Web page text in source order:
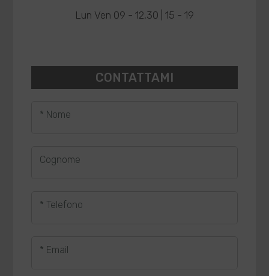
Lun Ven 09 - 12,30 | 15 - 19
CONTATTAMI
* Nome
Cognome
* Telefono
* Email